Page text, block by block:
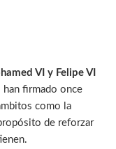
VI y Felipe VI
han firmado once
como la
de reforzar